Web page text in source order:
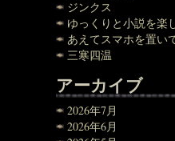
ジンクス
ゆっくりと小説を楽
あえてスマホを置い
三寒四温
アーカイブ
2026年7月
2026年6月